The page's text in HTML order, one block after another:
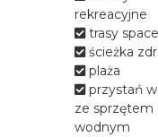
rekreacyjne
trasy
ścieżka
plaża
przystań
ze sprzętem
wodnym